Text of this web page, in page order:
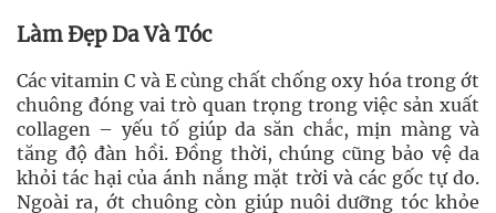
Làm Đẹp Da Và Tóc
Các vitamin C và E cùng chất chống oxy hóa trong ớt
chuông đóng vai trò quan trọng trong việc sản xuất
collagen – yếu tố giúp da săn chắc, mịn màng và
tăng độ đàn hồi. Đồng thời, chúng cũng bảo vệ da
khỏi tác hại của ánh nắng mặt trời và các gốc tự do.
Ngoài ra, ớt chuông còn giúp nuôi dưỡng tóc khỏe